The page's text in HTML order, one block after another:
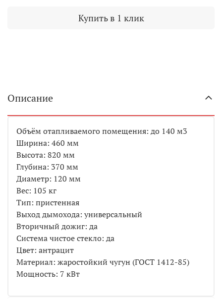
Купить в 1 клик
Описание
Объём отапливаемого помещения: до 140 м3
Ширина: 460 мм
Высота: 820 мм
Глубина: 370 мм
Диаметр: 120 мм
Вес: 105 кг
Тип: пристенная
Выход дымохода: универсальный
Вторичный дожиг: да
Система чистое стекло: да
Цвет: антрацит
Материал: жаростойкий чугун (ГОСТ 1412-85)
Мощность: 7 кВт